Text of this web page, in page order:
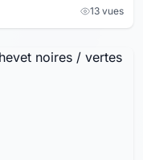
13 vues